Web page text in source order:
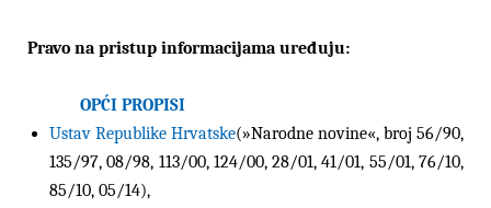
Pravo na pristup informacijama uređuju:
OPĆI PROPISI
Ustav Republike Hrvatske(»Narodne novine«, broj 56/90,
135/97, 08/98, 113/00, 124/00, 28/01, 41/01, 55/01, 76/10,
85/10, 05/14),